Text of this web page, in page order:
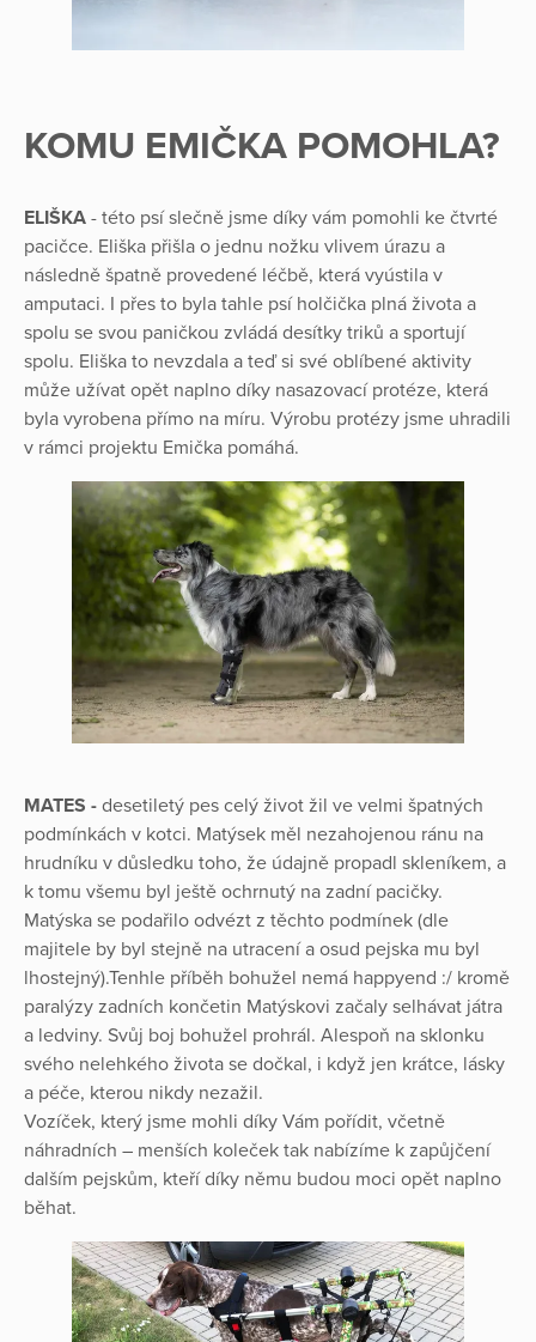
KOMU EMIČKA POMOHLA?
ELIŠKA - této psí slečně jsme díky vám pomohli ke čtvrté
pacičce. Eliška přišla o jednu nožku vlivem úrazu a
následně špatně provedené léčbě, která vyústila v
amputaci. I přes to byla tahle psí holčička plná života a
spolu se svou paničkou zvládá desítky triků a sportují
spolu. Eliška to nevzdala a teď si své oblíbené aktivity
může užívat opět naplno díky nasazovací protéze, která
byla vyrobena přímo na míru. Výrobu protézy jsme uhradili
v rámci projektu Emička pomáhá.
MATES - desetiletý pes celý život žil ve velmi špatných
podmínkách v kotci. Matýsek měl nezahojenou ránu na
hrudníku v důsledku toho, že údajně propadl skleníkem, a
k tomu všemu byl ještě ochrnutý na zadní pacičky.
Matýska se podařilo odvézt z těchto podmínek (dle
majitele by byl stejně na utracení a osud pejska mu byl
lhostejný).Tenhle příběh bohužel nemá happyend :/ kromě
paralýzy zadních končetin Matýskovi začaly selhávat játra
a ledviny. Svůj boj bohužel prohrál. Alespoň na sklonku
svého nelehkého života se dočkal, i když jen krátce, lásky
a péče, kterou nikdy nezažil.
Vozíček, který jsme mohli díky Vám pořídit, včetně
náhradních – menších koleček tak nabízíme k zapůjčení
dalším pejskům, kteří díky němu budou moci opět naplno
běhat.